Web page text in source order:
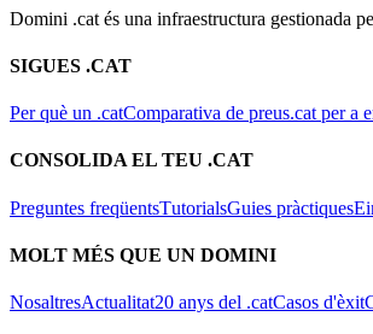
Domini .cat és una infraestructura gestionada
SIGUES .CAT
Per què un .catComparativa de preus.cat per a
CONSOLIDA EL TEU .CAT
Preguntes freqüentsTutorialsGuies pràctiques
MOLT MÉS QUE UN DOMINI
NosaltresActualitat20 anys del .catCasos d'èxit